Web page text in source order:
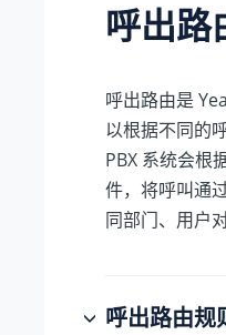
呼出路
呼出路由是
以根据不同的
PBX 系统会根
件，将呼叫通
同部门、用户
呼出路由规